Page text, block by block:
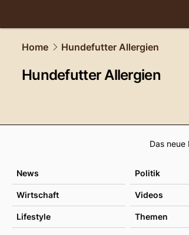
Home
Hundefutter Allergien
Hundefutter Allergien
Das
News Politik
Wirtschaft Videos
Lifestyle Themen